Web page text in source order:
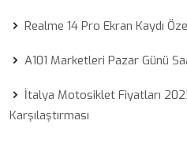
Realme 14 Pro Ekran Kaydı
A101 Marketleri Pazar Günü
İtalya Motosiklet Fiyatları
Karşılaştırması